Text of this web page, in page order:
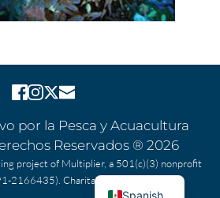
por la Pesca y Acuacultura
Reservados ® 2026
project of Multiplier, a 501(c)(3) nonprofit
2166435). Charitable disclosures.
Spanish